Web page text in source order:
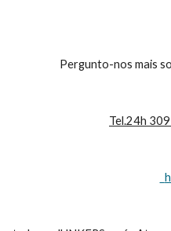
Pergunto-nos mais
Tel.24h